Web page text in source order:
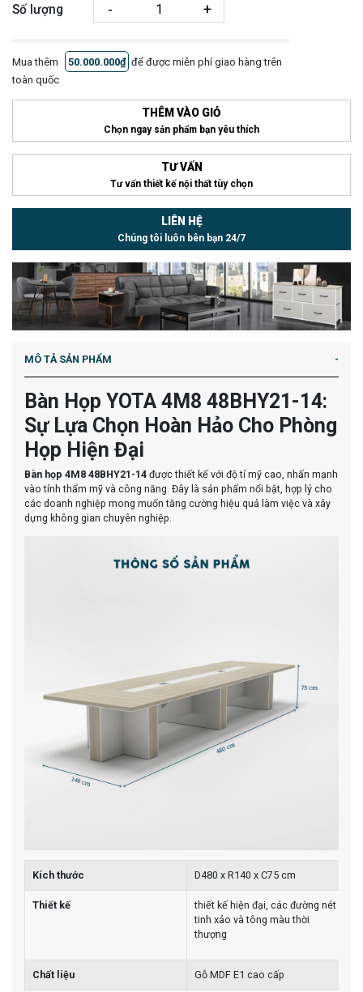
Số lượng - +
Mua thêm 50.000.000₫ để được miễn phí giao hàng trên
toàn quốc
THÊM VÀO GIỎ
Chọn ngay sản phẩm bạn yêu thích
TƯ VẤN
Tư vấn thiết kế nội thất tùy chọn
LIÊN HỆ
Chúng tôi luôn bên bạn 24/7
MÔ TẢ SẢN PHẨM
Bàn Họp YOTA 4M8 48BHY21-14:
Sự Lựa Chọn Hoàn Hảo Cho Phòng
Họp Hiện Đại
Bàn họp 4M8 48BHY21-14 được thiết kế với độ tỉ mỹ cao, nhấn mạnh
vào tính thẩm mỹ và công năng. Đây là sản phẩm nổi bật, hợp lý cho
các doanh nghiệp mong muốn tăng cường hiệu quả làm việc và xây
dựng không gian chuyên nghiệp.
Kích thước D480 x R140 x C75 cm
Thiết kế
thiết kế hiện đại, các đường nét
tinh xảo và tông màu thời
thượng
Chất liệu Gỗ MDF E1 cao cấp